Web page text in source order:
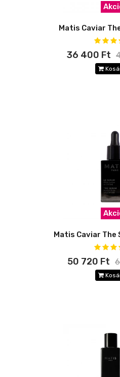
Matis Caviar
36 400 Ft
Matis Caviar The
50 720 Ft